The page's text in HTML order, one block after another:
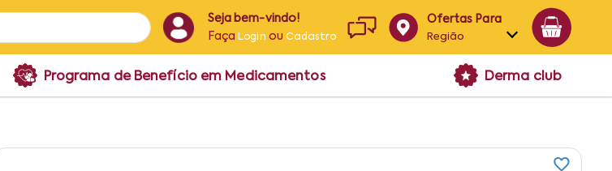
Seja bem-vindo!
Faça Login ouCadastro
Ofertas Para
Região
Alagoas
Programa de Benefício em Medicamentos Derma club